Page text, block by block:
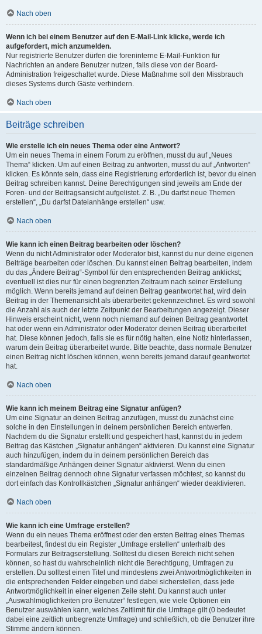
Nach oben
Wenn ich bei einem Benutzer auf den E-Mail-Link klicke, werde ich
aufgefordert, mich anzumelden.
Nur registrierte Benutzer dürfen die foreninterne E-Mail-Funktion für
Nachrichten an andere Benutzer nutzen, falls diese von der Board-
Administration freigeschaltet wurde. Diese Maßnahme soll den Missbrauch
dieses Systems durch Gäste verhindern.
Nach oben
Beiträge schreiben
Wie erstelle ich ein neues Thema oder eine Antwort?
Um ein neues Thema in einem Forum zu eröffnen, musst du auf „Neues
Thema“ klicken. Um auf einen Beitrag zu antworten, musst du auf „Antworten“
klicken. Es könnte sein, dass eine Registrierung erforderlich ist, bevor du einen
Beitrag schreiben kannst. Deine Berechtigungen sind jeweils am Ende der
Foren- und der Beitragsansicht aufgelistet. Z. B. „Du darfst neue Themen
erstellen“, „Du darfst Dateianhänge erstellen“ usw.
Nach oben
Wie kann ich einen Beitrag bearbeiten oder löschen?
Wenn du nicht Administrator oder Moderator bist, kannst du nur deine eigenen
Beiträge bearbeiten oder löschen. Du kannst einen Beitrag bearbeiten, indem
du das „Ändere Beitrag“-Symbol für den entsprechenden Beitrag anklickst;
eventuell ist dies nur für einen begrenzten Zeitraum nach seiner Erstellung
möglich. Wenn bereits jemand auf deinen Beitrag geantwortet hat, wird dein
Beitrag in der Themenansicht als überarbeitet gekennzeichnet. Es wird sowohl
die Anzahl als auch der letzte Zeitpunkt der Bearbeitungen angezeigt. Dieser
Hinweis erscheint nicht, wenn noch niemand auf deinen Beitrag geantwortet
hat oder wenn ein Administrator oder Moderator deinen Beitrag überarbeitet
hat. Diese können jedoch, falls sie es für nötig halten, eine Notiz hinterlassen,
warum dein Beitrag überarbeitet wurde. Bitte beachte, dass normale Benutzer
einen Beitrag nicht löschen können, wenn bereits jemand darauf geantwortet
hat.
Nach oben
Wie kann ich meinem Beitrag eine Signatur anfügen?
Um eine Signatur an deinen Beitrag anzufügen, musst du zunächst eine
solche in den Einstellungen in deinem persönlichen Bereich entwerfen.
Nachdem du die Signatur erstellt und gespeichert hast, kannst du in jedem
Beitrag das Kästchen „Signatur anhängen“ aktivieren. Du kannst eine Signatur
auch hinzufügen, indem du in deinem persönlichen Bereich das
standardmäßige Anhängen deiner Signatur aktivierst. Wenn du einen
einzelnen Beitrag dennoch ohne Signatur verfassen möchtest, so kannst du
dort einfach das Kontrollkästchen „Signatur anhängen“ wieder deaktivieren.
Nach oben
Wie kann ich eine Umfrage erstellen?
Wenn du ein neues Thema eröffnest oder den ersten Beitrag eines Themas
bearbeitest, findest du ein Register „Umfrage erstellen“ unterhalb des
Formulars zur Beitragserstellung. Solltest du diesen Bereich nicht sehen
können, so hast du wahrscheinlich nicht die Berechtigung, Umfragen zu
erstellen. Du solltest einen Titel und mindestens zwei Antwortmöglichkeiten in
die entsprechenden Felder eingeben und dabei sicherstellen, dass jede
Antwortmöglichkeit in einer eigenen Zeile steht. Du kannst auch unter
„Auswahlmöglichkeiten pro Benutzer“ festlegen, wie viele Optionen ein
Benutzer auswählen kann, welches Zeitlimit für die Umfrage gilt (0 bedeutet
dabei eine zeitlich unbegrenzte Umfrage) und schließlich, ob die Benutzer ihre
Stimme ändern können.